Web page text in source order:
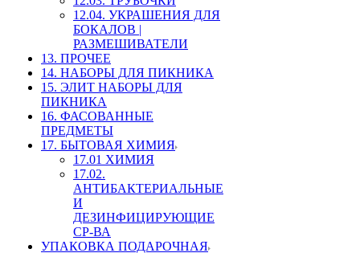
12.04. УКРАШЕНИЯ ДЛЯ
БОКАЛОВ |
РАЗМЕШИВАТЕЛИ
13. ПРОЧЕЕ
14. НАБОРЫ ДЛЯ ПИКНИКА
15. ЭЛИТ НАБОРЫ ДЛЯ
ПИКНИКА
16. ФАСОВАННЫЕ
ПРЕДМЕТЫ
17. БЫТОВАЯ ХИМИЯ
17.01 ХИМИЯ
17.02.
АНТИБАКТЕРИАЛЬНЫЕ
И
ДЕЗИНФИЦИРУЮЩИЕ
СР-ВА
УПАКОВКА ПОДАРОЧНАЯ